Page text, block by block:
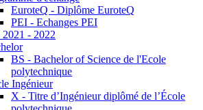
EuroteQ - Diplôme EuroteQ
PEI - Echanges PEI
2021 - 2022
BS - Bachelor of Science de l'Ecole
polytechnique
Ingénieur
X - Titre d’Ingénieur diplômé de l’École